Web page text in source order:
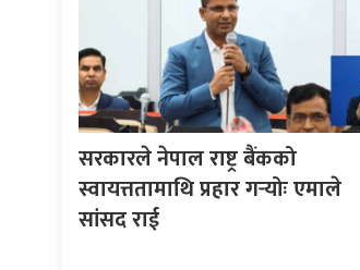
सरकारले नेपाल राष्ट्र बैंकको
स्वायत्ततामाथि प्रहार गर्‍योः एमाले
सांसद राई